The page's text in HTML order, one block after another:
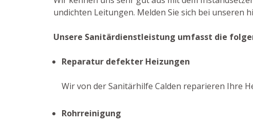
undichten Leitungen. Melden Sie sich bei
Unsere Sanitärdienstleistung umfasst die
Reparatur defekter Heizungen
Wir von der Sanitärhilfe Calden reparieren Ihre
Rohrreinigung